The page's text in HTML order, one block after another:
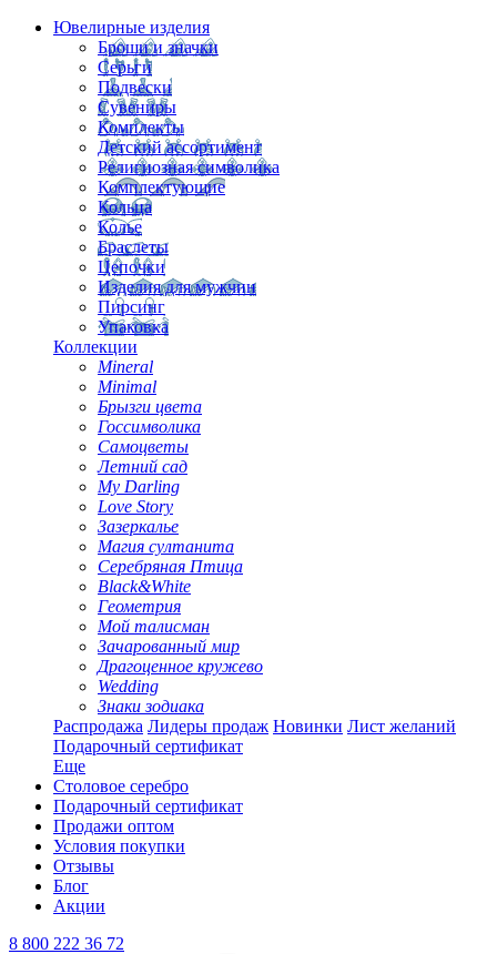
Ювелирные изделия
Броши и значки
Серьги
Подвески
Сувениры
Комплекты
Детский ассортимент
Религиозная символика
Комплектующие
Кольца
Колье
Браслеты
Цепочки
Изделия для мужчин
Пирсинг
Упаковка
Коллекции
Mineral
Minimal
Брызги цвета
Госсимволика
Самоцветы
Летний сад
My Darling
Love Story
Зазеркалье
Магия султанита
Серебряная Птица
Black&White
Геометрия
Мой талисман
Зачарованный мир
Драгоценное кружево
Wedding
Знаки зодиака
Распродажа Лидеры продаж Новинки Лист желаний
Подарочный сертификат
Еще
Столовое серебро
Подарочный сертификат
Продажи оптом
Условия покупки
Отзывы
Блог
Акции
8 800 222 36 72